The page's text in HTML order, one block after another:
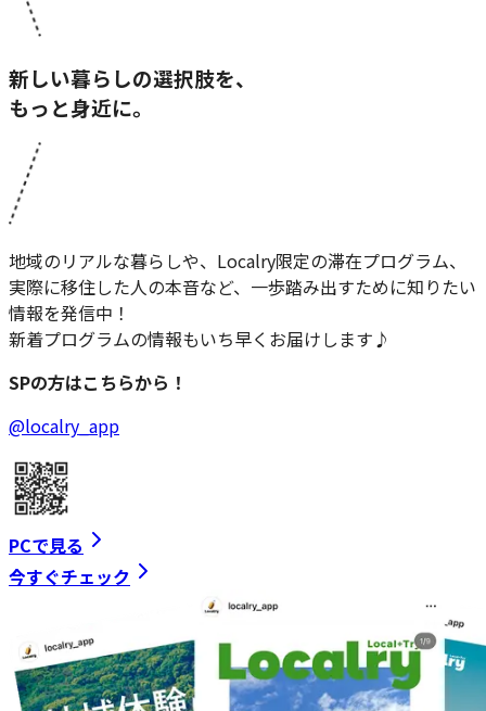
新しい暮らしの選択肢を、
もっと身近に。
地域のリアルな暮らしや、Localry限定の滞在プログラム、
実際に移住した人の本音など、一歩踏み出すために知りたい
情報を発信中！
新着プログラムの情報もいち早くお届けします♪
SPの方はこちらから！
@localry_app
PCで見る
今すぐチェック